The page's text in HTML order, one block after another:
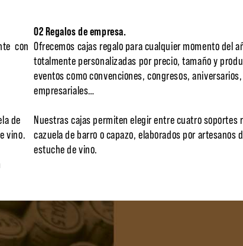
con
de
vino.
02 Regalos de empresa.
Ofrecemos cajas regalo para cualquier momento del
totalmente personalizadas por precio, tamaño y
eventos como convenciones, congresos,
empresariales…
Nuestras cajas permiten elegir entre cuatro soportes
cazuela de barro o capazo, elaborados por
estuche de vino.